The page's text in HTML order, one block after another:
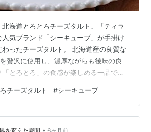
北海道とろとろチーズタルト。「ティラ
人気ブランド「シーキューブ」が手掛け
わったチーズタルト。 北海道産の良質な
贅沢に使用し、濃厚ながらも後味の良
「とろとろ」の食感が楽しめる一品で
です。
チーズタルト #シーキューブ
を変えた瞬間 • 6ヶ月前